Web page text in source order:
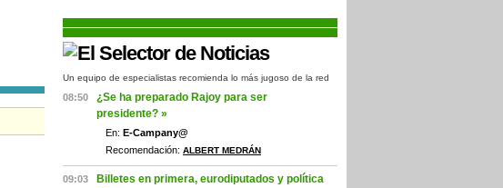
Un equipo de especialistas recomienda lo más jugoso de la red
08:50
¿Se ha preparado Rajoy para ser
presidente? »
En: E-Campany@
Recomendación: ALBERT MEDRÁN
09:03
Billetes en primera, eurodiputados y política